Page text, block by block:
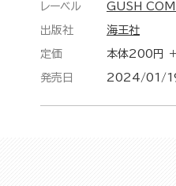
レーベル GUSH
出版社 海王社
定価 本体200円
発売日 2024/01/